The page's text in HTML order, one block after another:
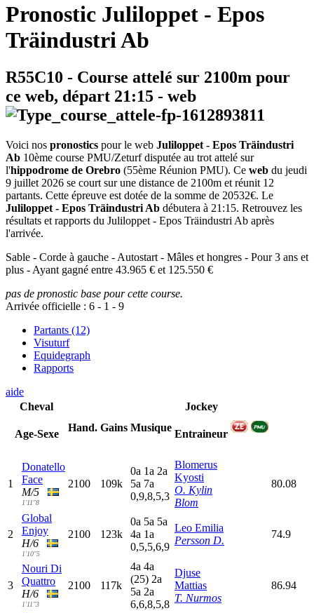
Pronostic Juliloppet - Epos
Träindustri Ab
R55C10 - Course attelé sur 2100m pour
ce web, départ 21:15 - web
Voici nos pronostics pour le web Juliloppet - Epos Träindustri
Ab 10ème course PMU/Zeturf disputée au trot attelé sur
l'hippodrome de Orebro (55ème Réunion PMU). Ce web du jeudi
9 juillet 2026 se court sur une distance de 2100m et réunit 12
partants. Cette épreuve est dotée de la somme de 20532€. Le
Juliloppet - Epos Träindustri Ab débutera à 21:15. Retrouvez les
résultats et rapports du Juliloppet - Epos Träindustri Ab après
l'arrivée.
Sable - Corde à gauche - Autostart - Mâles et hongres - Pour 3 ans et
plus - Ayant gagné entre 43.965 € et 125.550 €
pas de pronostic base pour cette course.
Arrivée officielle : 6 - 1 - 9
Partants (12)
Visuturf
Equidegraph
Rapports
aide
Cheval
Age-Sexe
Hand. Gains Musique
Jockey
Entraineur
1
Donatello
Face
M/5
1'11"8
2100 109k
0a 1a 2a
5a 7a
0,9,8,5,3
Blomerus
Kyosti
O. Kylin
Blom
80.08
2
Global
Enjoy
H/6
1'10"5
2100 123k
0a 5a 5a
4a 1a
0,5,5,6,9
Leo Emilia
Persson D.
74.9
3
Nouri Di
Quattro
H/6
1'11"3
2100 117k
4a 4a
(25) 2a
5a 2a
6,6,8,5,8
Djuse
Mattias
T. Nurmos
86.94